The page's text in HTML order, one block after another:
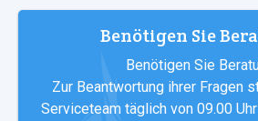
Benötigen Sie
Benötigen Sie
Zur Beantwortung ihrer Fragen
Serviceteam täglich von 09.00